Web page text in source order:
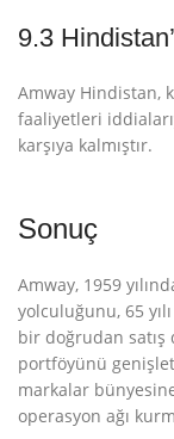
9.3
Amway Hindistan,
faaliyetleri
karşıya kalmıştır.
Sonuç
Amway, 1959
yolculuğunu, 65
bir doğrudan
portföyünü
markalar
operasyon ağı